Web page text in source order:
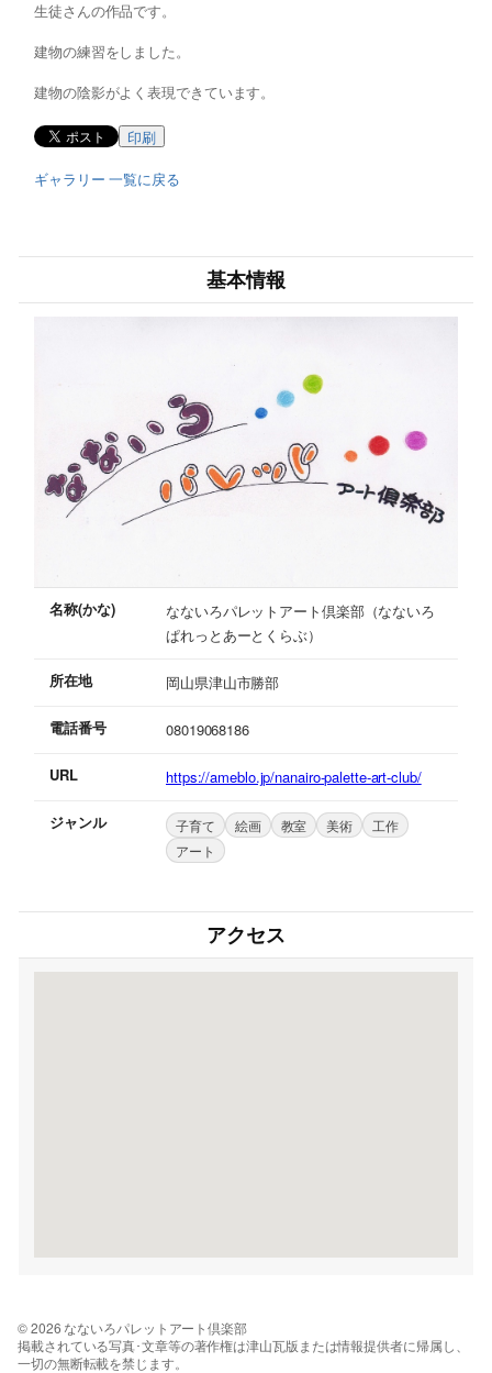
生徒さんの作品です。
建物の練習をしました。
建物の陰影がよく表現できています。
印刷
ギャラリー 一覧に戻る
基本情報
名称(かな)
なないろパレットアート倶楽部（なないろ
ぱれっとあーとくらぶ）
所在地 岡山県津山市勝部
電話番号 08019068186
URL https://ameblo.jp/nanairo-palette-art-club/
ジャンル 子育て 絵画 教室 美術
工作
アート
アクセス
© 2026 なないろパレットアート倶楽部
掲載されている写真･文章等の著作権は津山瓦版または情報提供者に帰属し、
一切の無断転載を禁じます。